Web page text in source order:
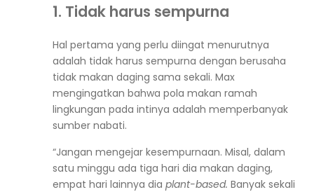
1. Tidak harus sempurna
Hal pertama yang perlu diingat menurutnya
adalah tidak harus sempurna dengan berusaha
tidak makan daging sama sekali. Max
mengingatkan bahwa pola makan ramah
lingkungan pada intinya adalah memperbanyak
sumber nabati.
“Jangan mengejar kesempurnaan. Misal, dalam
satu minggu ada tiga hari dia makan daging,
empat hari lainnya dia plant-based. Banyak sekali